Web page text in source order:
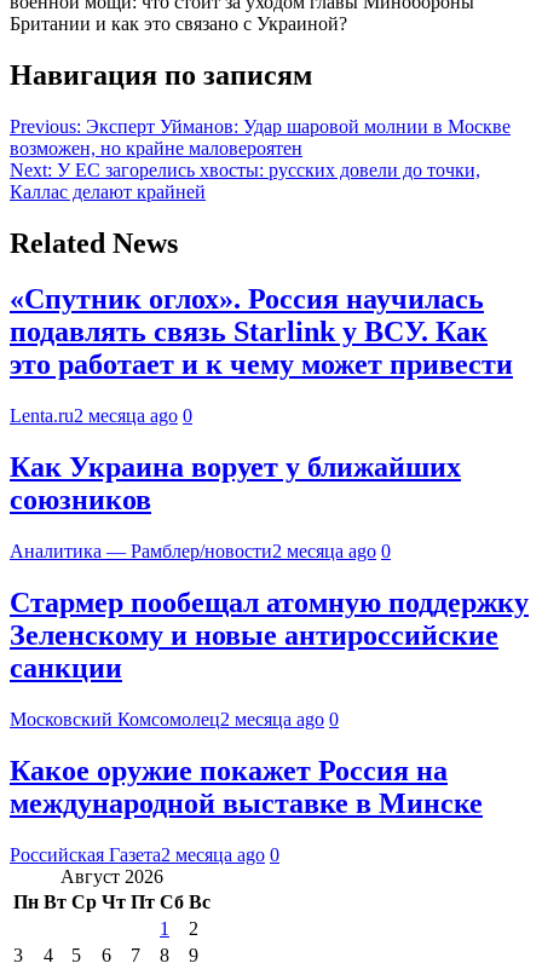
Британии и как это связано с Украиной?
Навигация по записям
Previous: Эксперт Уйманов: Удар шаровой молнии в Москве
возможен, но крайне маловероятен
Next: У ЕС загорелись хвосты: русских довели до точки,
Каллас делают крайней
Related News
«Спутник оглох». Россия научилась
подавлять связь Starlink у ВСУ. Как
это работает и к чему может привести
Lenta.ru2 месяца ago 0
Как Украина ворует у ближайших
союзников
Аналитика — Рамблер/новости2 месяца ago 0
Стармер пообещал атомную поддержку
Зеленскому и новые антироссийские
санкции
Московский Комсомолец2 месяца ago 0
Какое оружие покажет Россия на
международной выставке в Минске
Российская Газета2 месяца ago 0
Август 2026
Пн Вт Ср Чт Пт Сб Вс
1
2
3
4 5 6 7 8
9